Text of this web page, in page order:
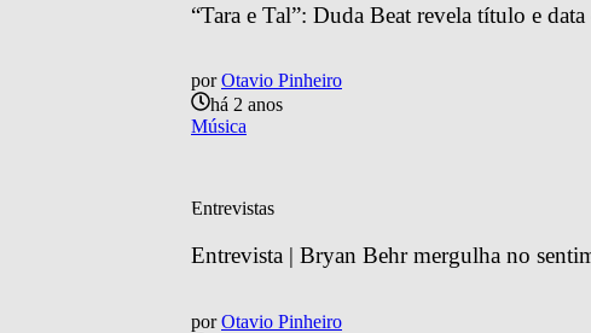
“Tara e Tal”: Duda Beat revela título e
por Otavio Pinheiro
há 2 anos
Música
Entrevistas
Entrevista | Bryan Behr mergulha no
por Otavio Pinheiro